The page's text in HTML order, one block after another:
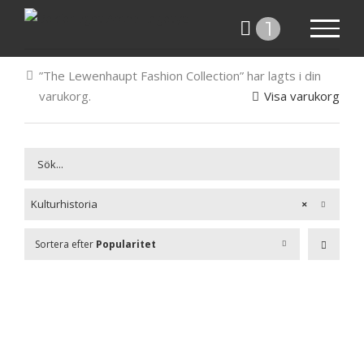
Fortsätt
1
”The Lewenhaupt Fashion Collection” har lagts i din
varukorg.
Visa varukorg
×
Kulturhistoria
Sortera efter Popularitet